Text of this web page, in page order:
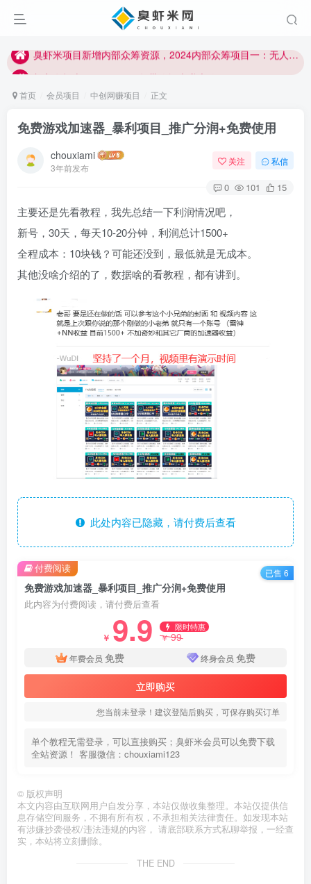
加入臭虾米网VIP，2023年带你闷声赚大钱！！！
加入臭虾米网VIP，2023年带你闷声赚大钱！！！
首页 会员项目 中创网赚项目 正文
免费游戏加速器_暴利项目_推广分润+免费使用
chouxiami
3年前发布
关注 私信
0 101 15
主要还是先看教程，我先总结一下利润情况吧，
新号，30天，每天10-20分钟，利润总计1500+
全程成本：10块钱？可能还没到，最低就是无成本。
其他没啥介绍的了，数据啥的看教程，都有讲到。
此处内容已隐藏，请付费后查看
免费游戏加速器_暴利项目_推广分润+免费使用
此内容为付费阅读，请付费后查看
￥ 9.9 限时特惠
￥99
年费会员 免费 终身会员 免费
立即购买
您当前未登录！建议登陆后购买，可保存购买订单
单个教程无需登录，可以直接购买；臭虾米会员可以免费下载
全站资源！ 客服微信：chouxiami123
付费阅读 已售 6
© 版权声明
本文内容由互联网用户自发分享，本站仅做收集整理。本站仅提供信
息存储空间服务，不拥有所有权，不承担相关法律责任。如发现本站
有涉嫌抄袭侵权/违法违规的内容， 请底部联系方式私聊举报，一经查
实，本站将立刻删除。
THE END